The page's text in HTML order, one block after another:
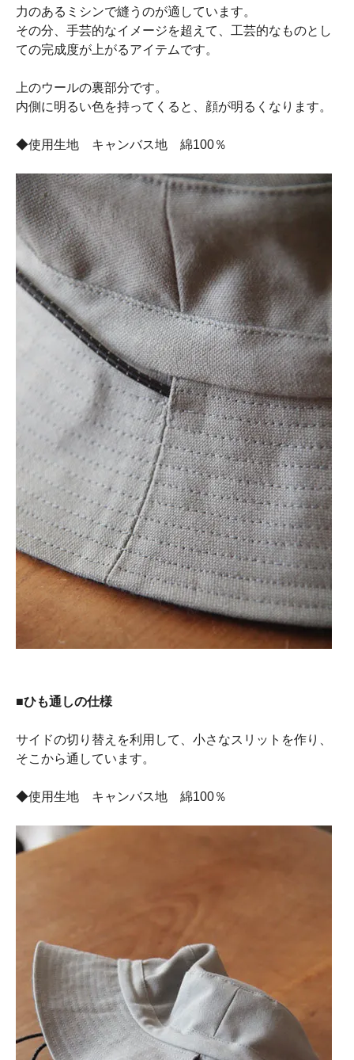
力のあるミシンで縫うのが適しています。
その分、手芸的なイメージを超えて、工芸的なものとし
ての完成度が上がるアイテムです。
上のウールの裏部分です。
内側に明るい色を持ってくると、顔が明るくなります。
◆使用生地 キャンバス地 綿100％
■ひも通しの仕様
サイドの切り替えを利用して、小さなスリットを作り、
そこから通しています。
◆使用生地 キャンバス地 綿100％